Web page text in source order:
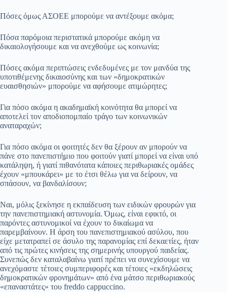
Πόσες όμως ΑΣΟΕΕ μπορούμε να αντέξουμε ακόμα;
Πόσα παρόμοια περιστατικά μπορούμε ακόμη να
δικαιολογήσουμε και να ανεχθούμε ως κοινωνία;
Πόσες ακόμα περιπτώσεις ενδεδυμένες με τον μανδύα της
υποτιθέμενης δικαιοσύνης και των «δημοκρατικών
ευαισθησιών» μπορούμε να αφήσουμε ατιμώρητες;
Για πόσο ακόμα η ακαδημαϊκή κοινότητα θα μπορεί να
αποτελεί τον αποδιοπομπαίο τράγο των κοινωνικών
αναταραχών;
Για πόσο ακόμα οι φοιτητές δεν θα ξέρουν αν μπορούν να
πάνε στο πανεπιστήμιο που φοιτούν γιατί μπορεί να είναι υπό
κατάληψη, ή γιατί πιθανότατα κάποιες περιθωριακές ομάδες
έχουν «μπουκάρει» με το έτσι θέλω για να δείρουν, να
σπάσουν, να βανδαλίσουν;
Ναι, μόλις ξεκίνησε η εκπαίδευση των ειδικών φρουρών για
την πανεπιστημιακή αστυνομία. Όμως, είναι εφικτό, οι
παρόντες αστυνομικοί να έχουν το δικαίωμα να
παρεμβαίνουν. Η άρση του πανεπιστημιακού ασύλου, που
είχε μετατραπεί σε άσυλο της παρανομίας επί δεκαετίες, ήταν
από τις πρώτες κινήσεις της σημερινής υπουργού παιδείας.
Συνεπώς δεν καταλαβαίνω γιατί πρέπει να συνεχίσουμε να
ανεχόμαστε τέτοιες συμπεριφορές και τέτοιες «εκδηλώσεις
δημοκρατικών φρονημάτων» από ένα μάτσο περιθωριακούς
«επαναστάτες» του freddo cappuccino.